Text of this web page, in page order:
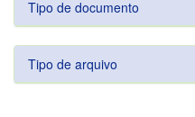
Tipo de documento
Tipo de arquivo